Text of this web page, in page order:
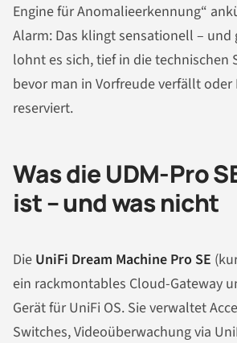
Engine für Anomalieerkennung“
Alarm: Das klingt sensationell – und
lohnt es sich, tief in die technischen
bevor man in Vorfreude verfällt oder
reserviert.
Was die UDM-Pro
ist – und was nicht
Die UniFi Dream Machine Pro SE
ein rackmontables Cloud-Gateway
Gerät für UniFi OS. Sie verwaltet
Switches, Videoüberwachung via